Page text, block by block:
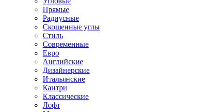
Прямые
Радиусные
Скошенные углы
Стиль
Современные
Евро
Английские
Дизайнерские
Итальянские
Кантри
Классические
Лофт